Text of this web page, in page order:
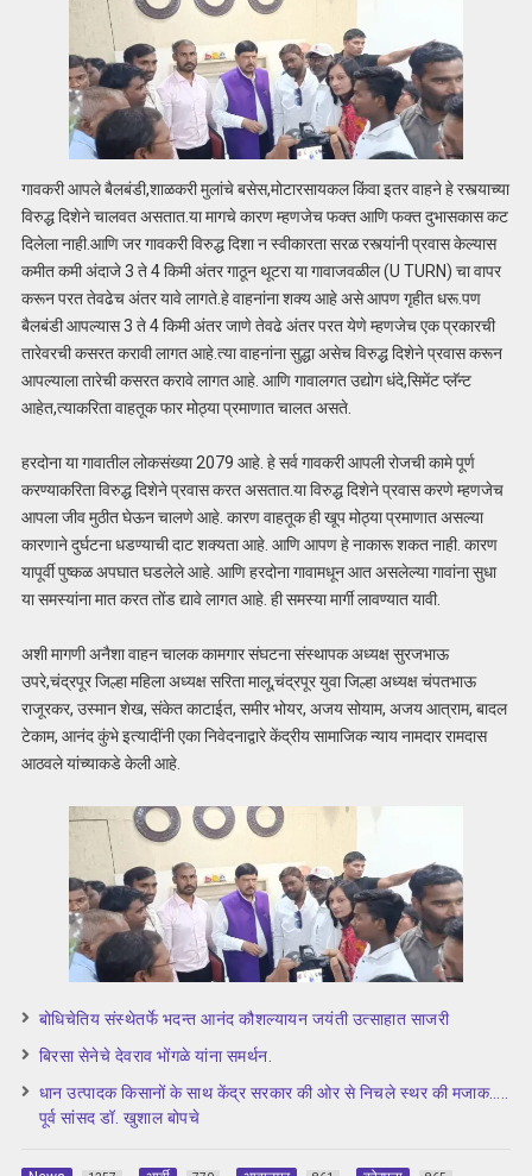
गावकरी आपले बैलबंडी,शाळकरी मुलांचे बसेस,मोटारसायकल किंवा इतर वाहने हे रस्त्याच्या
विरुद्ध दिशेने चालवत असतात.या मागचे कारण म्हणजेच फक्त आणि फक्त दुभासकास कट
दिलेला नाही.आणि जर गावकरी विरुद्ध दिशा न स्वीकारता सरळ रस्त्यांनी प्रवास केल्यास
कमीत कमी अंदाजे 3 ते 4 किमी अंतर गाठून थूटरा या गावाजवळील (U TURN) चा वापर
करून परत तेवढेच अंतर यावे लागते.हे वाहनांना शक्य आहे असे आपण गृहीत धरू.पण
बैलबंडी आपल्यास 3 ते 4 किमी अंतर जाणे तेवढे अंतर परत येणे म्हणजेच एक प्रकारची
तारेवरची कसरत करावी लागत आहे.त्या वाहनांना सुद्धा असेच विरुद्ध दिशेने प्रवास करून
आपल्याला तारेची कसरत करावे लागत आहे. आणि गावालगत उद्योग धंदे,सिमेंट प्लॅन्ट
आहेत,त्याकरिता वाहतूक फार मोठ्या प्रमाणात चालत असते.
हरदोना या गावातील लोकसंख्या 2079 आहे. हे सर्व गावकरी आपली रोजची कामे पूर्ण
करण्याकरिता विरुद्ध दिशेने प्रवास करत असतात.या विरुद्ध दिशेने प्रवास करणे म्हणजेच
आपला जीव मुठीत घेऊन चालणे आहे. कारण वाहतूक ही खूप मोठ्या प्रमाणात असल्या
कारणाने दुर्घटना धडण्याची दाट शक्यता आहे. आणि आपण हे नाकारू शकत नाही. कारण
यापूर्वी पुष्कळ अपघात घडलेले आहे. आणि हरदोना गावामधून आत असलेल्या गावांना सुधा
या समस्यांना मात करत तोंड द्यावे लागत आहे. ही समस्या मार्गी लावण्यात यावी.
अशी मागणी अनैशा वाहन चालक कामगार संघटना संस्थापक अध्यक्ष सुरजभाऊ
उपरे,चंद्रपूर जिल्हा महिला अध्यक्ष सरिता मालू,चंद्रपूर युवा जिल्हा अध्यक्ष चंपतभाऊ
राजूरकर, उस्मान शेख, संकेत काटाईत, समीर भोयर, अजय सोयाम, अजय आत्राम, बादल
टेकाम, आनंद कुंभे इत्यादींनी एका निवेदनाद्वारे केंद्रीय सामाजिक न्याय नामदार रामदास
आठवले यांच्याकडे केली आहे.
बोधिचेतिय संस्थेतर्फे भदन्त आनंद कौशल्यायन जयंती उत्साहात साजरी
बिरसा सेनेचे देवराव भोंगळे यांना समर्थन.
धान उत्पादक किसानों के साथ केंद्र सरकार की ओर से निचले स्थर की मजाक…..
पूर्व सांसद डॉ. खुशाल बोपचे